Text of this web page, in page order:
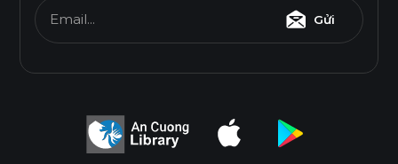
Email... Gửi